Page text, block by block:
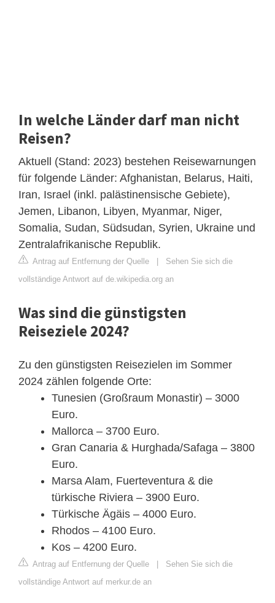
In welche Länder darf man nicht
Reisen?
Aktuell (Stand: 2023) bestehen Reisewarnungen
für folgende Länder: Afghanistan, Belarus, Haiti,
Iran, Israel (inkl. palästinensische Gebiete),
Jemen, Libanon, Libyen, Myanmar, Niger,
Somalia, Sudan, Südsudan, Syrien, Ukraine und
Zentralafrikanische Republik.
Antrag auf Entfernung der Quelle | Sehen Sie sich die
vollständige Antwort auf de.wikipedia.org an
Was sind die günstigsten
Reiseziele 2024?
Zu den günstigsten Reisezielen im Sommer
2024 zählen folgende Orte:
Tunesien (Großraum Monastir) – 3000
Euro.
Mallorca – 3700 Euro.
Gran Canaria & Hurghada/Safaga – 3800
Euro.
Marsa Alam, Fuerteventura & die
türkische Riviera – 3900 Euro.
Türkische Ägäis – 4000 Euro.
Rhodos – 4100 Euro.
Kos – 4200 Euro.
Antrag auf Entfernung der Quelle | Sehen Sie sich die
vollständige Antwort auf merkur.de an